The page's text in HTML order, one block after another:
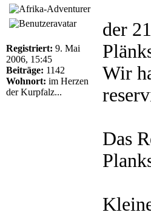
Registriert: 9. Mai
2006, 15:45
Beiträge: 1142
Wohnort: im Herzen
der Kurpfalz...
der
Wir
Das